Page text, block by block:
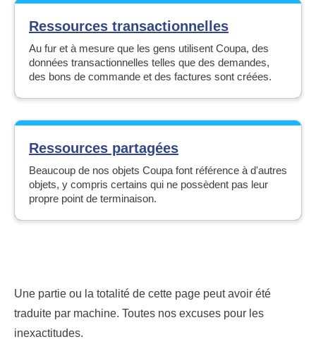
Ressources transactionnelles
Au fur et à mesure que les gens utilisent Coupa, des
données transactionnelles telles que des demandes,
des bons de commande et des factures sont créées.
Ressources partagées
Beaucoup de nos objets Coupa font référence à d'autres
objets, y compris certains qui ne possèdent pas leur
propre point de terminaison.
Une partie ou la totalité de cette page peut avoir été
traduite par machine. Toutes nos excuses pour les
inexactitudes.